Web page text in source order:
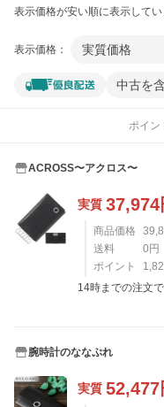
表示価格が安い順に表示して
表示価格： 実質価格
中古を
ポイン
ACROSS〜アクロス〜
実質 37,974
商品価格
送料
0 円
ポイント
14時までの注文
腕時計のななぷれ
実質 52,477